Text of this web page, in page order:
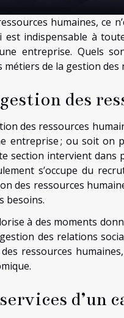
humaines, ce
indispensable à
entreprise. Quels
métiers de la gestion des
des
des ressources
entreprise ; ou soit on
section intervient dans
s’occupe du
des ressources
besoins.
à des moments
des relations
ressources
d’un